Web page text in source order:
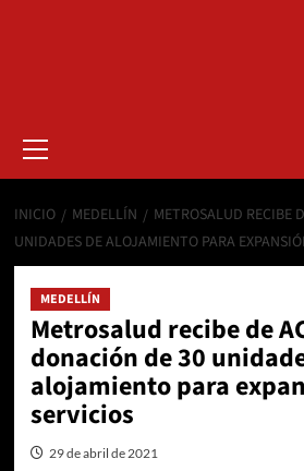
primario
INICIO MEDELLÍN
METROSALUD RECIBE
UNIDADES DE ALOJAMIENTO PARA
MEDELLÍN
Metrosalud recibe de
donación de 30
alojamiento para
servicios
29 de abril de 2021